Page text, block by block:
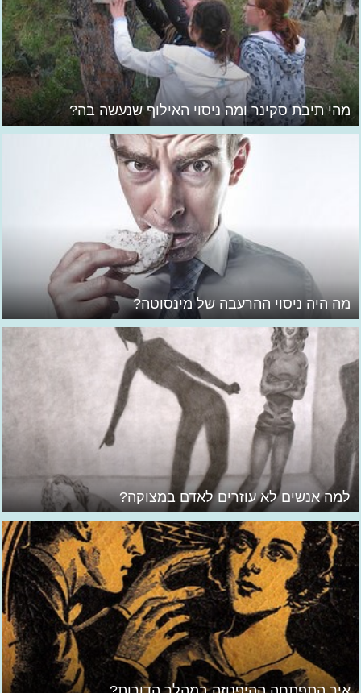
מהי תיבת סקינר ומה ניסוי האילוף שנעשה בה?
מה היה ניסוי ההרעבה של מינסוטה?
למה אנשים לא עוזרים לאדם במצוקה?